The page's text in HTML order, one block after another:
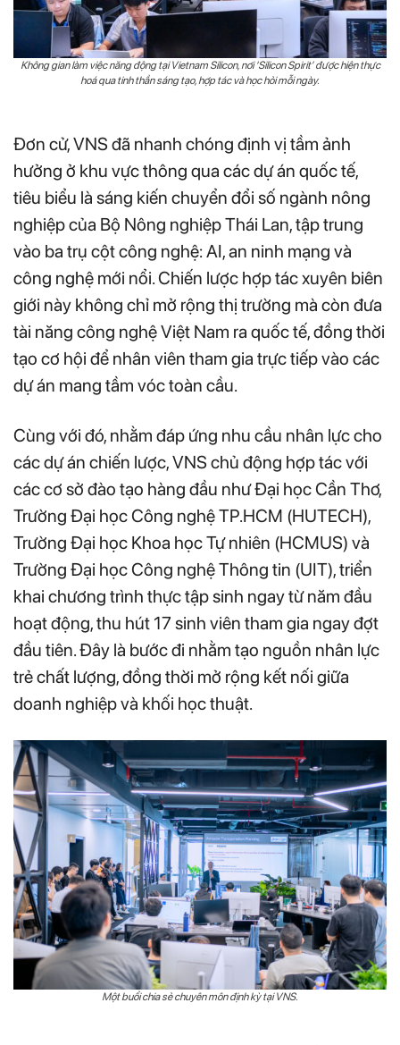
Không gian làm việc năng động tại Vietnam Silicon, nơi ‘Silicon Spirit’ được hiện thực
hoá qua tinh thần sáng tạo, hợp tác và học hỏi mỗi ngày.
Đơn cử, VNS đã nhanh chóng định vị tầm ảnh
hưởng ở khu vực thông qua các dự án quốc tế,
tiêu biểu là sáng kiến chuyển đổi số ngành nông
nghiệp của Bộ Nông nghiệp Thái Lan, tập trung
vào ba trụ cột công nghệ: AI, an ninh mạng và
công nghệ mới nổi. Chiến lược hợp tác xuyên biên
giới này không chỉ mở rộng thị trường mà còn đưa
tài năng công nghệ Việt Nam ra quốc tế, đồng thời
tạo cơ hội để nhân viên tham gia trực tiếp vào các
dự án mang tầm vóc toàn cầu.
Cùng với đó, nhằm đáp ứng nhu cầu nhân lực cho
các dự án chiến lược, VNS chủ động hợp tác với
các cơ sở đào tạo hàng đầu như Đại học Cần Thơ,
Trường Đại học Công nghệ TP.HCM (HUTECH),
Trường Đại học Khoa học Tự nhiên (HCMUS) và
Trường Đại học Công nghệ Thông tin (UIT), triển
khai chương trình thực tập sinh ngay từ năm đầu
hoạt động, thu hút 17 sinh viên tham gia ngay đợt
đầu tiên. Đây là bước đi nhằm tạo nguồn nhân lực
trẻ chất lượng, đồng thời mở rộng kết nối giữa
doanh nghiệp và khối học thuật.
Một buổi chia sẻ chuyên môn định kỳ tại VNS.